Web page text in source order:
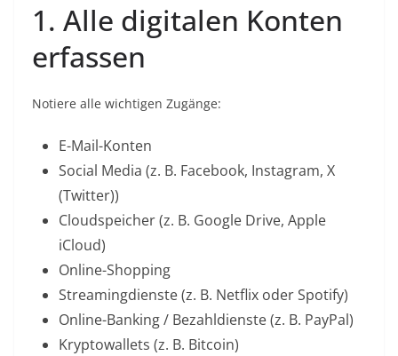
1. Alle digitalen Konten
erfassen
Notiere alle wichtigen Zugänge:
E-Mail-Konten
Social Media (z. B. Facebook, Instagram, X
(Twitter))
Cloudspeicher (z. B. Google Drive, Apple
iCloud)
Online-Shopping
Streamingdienste (z. B. Netflix oder Spotify)
Online-Banking / Bezahldienste (z. B. PayPal)
Kryptowallets (z. B. Bitcoin)